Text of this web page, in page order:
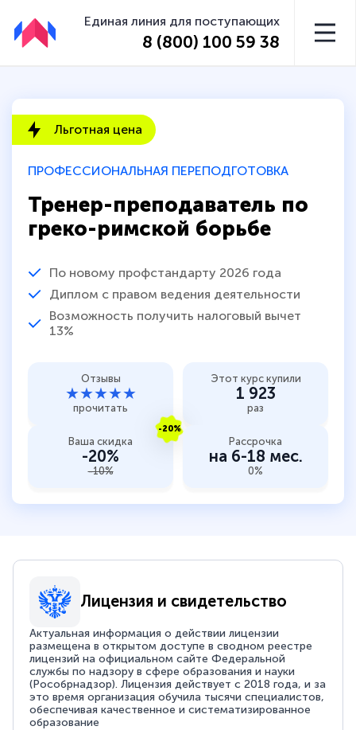
Единая линия для поступающих
8 (800) 100 59 38
ПРОФЕССИОНАЛЬНАЯ ПЕРЕПОДГОТОВКА
Тренер-преподаватель по
греко-римской борьбе
По новому профстандарту 2026 года
Диплом с правом ведения деятельности
Возможность получить налоговый вычет
13%
Льготная цена
Отзывы
★★★★★
прочитать
Этот курс купили
1 923
раз
-20%
Ваша скидка
-20%
-10%
Рассрочка
на 6-18 мес.
0%
Лицензия и свидетельство
Актуальная информация о действии лицензии
размещена в открытом доступе в сводном реестре
лицензий на официальном сайте Федеральной
службы по надзору в сфере образования и науки
(Рособрнадзор). Лицензия действует с 2018 года, и за
это время организация обучила тысячи специалистов,
обеспечивая качественное и систематизированное
образование